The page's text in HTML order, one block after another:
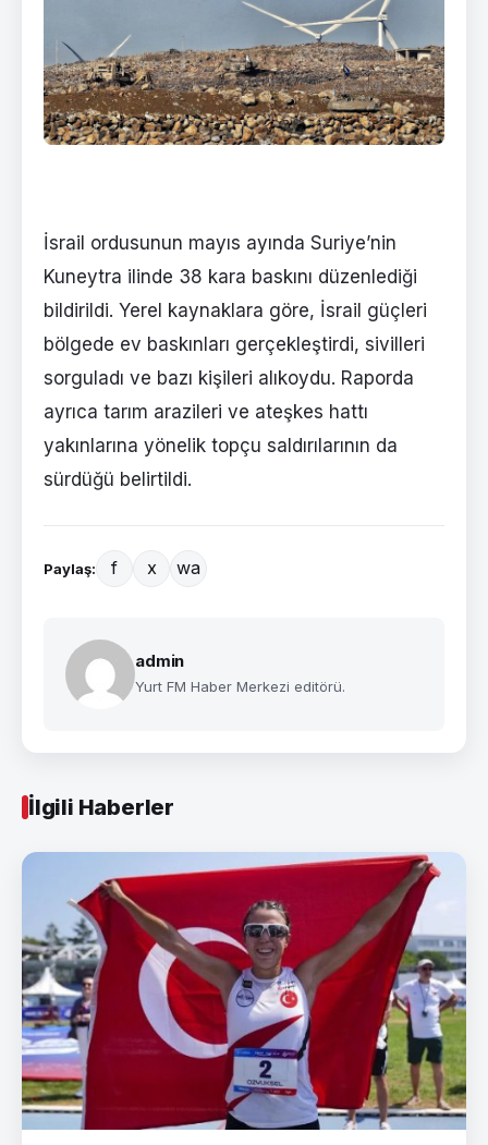
İsrail ordusunun mayıs ayında Suriye’nin
Kuneytra ilinde 38 kara baskını düzenlediği
bildirildi. Yerel kaynaklara göre, İsrail güçleri
bölgede ev baskınları gerçekleştirdi, sivilleri
sorguladı ve bazı kişileri alıkoydu. Raporda
ayrıca tarım arazileri ve ateşkes hattı
yakınlarına yönelik topçu saldırılarının da
sürdüğü belirtildi.
Paylaş: f x wa
admin
Yurt FM Haber Merkezi editörü.
İlgili Haberler